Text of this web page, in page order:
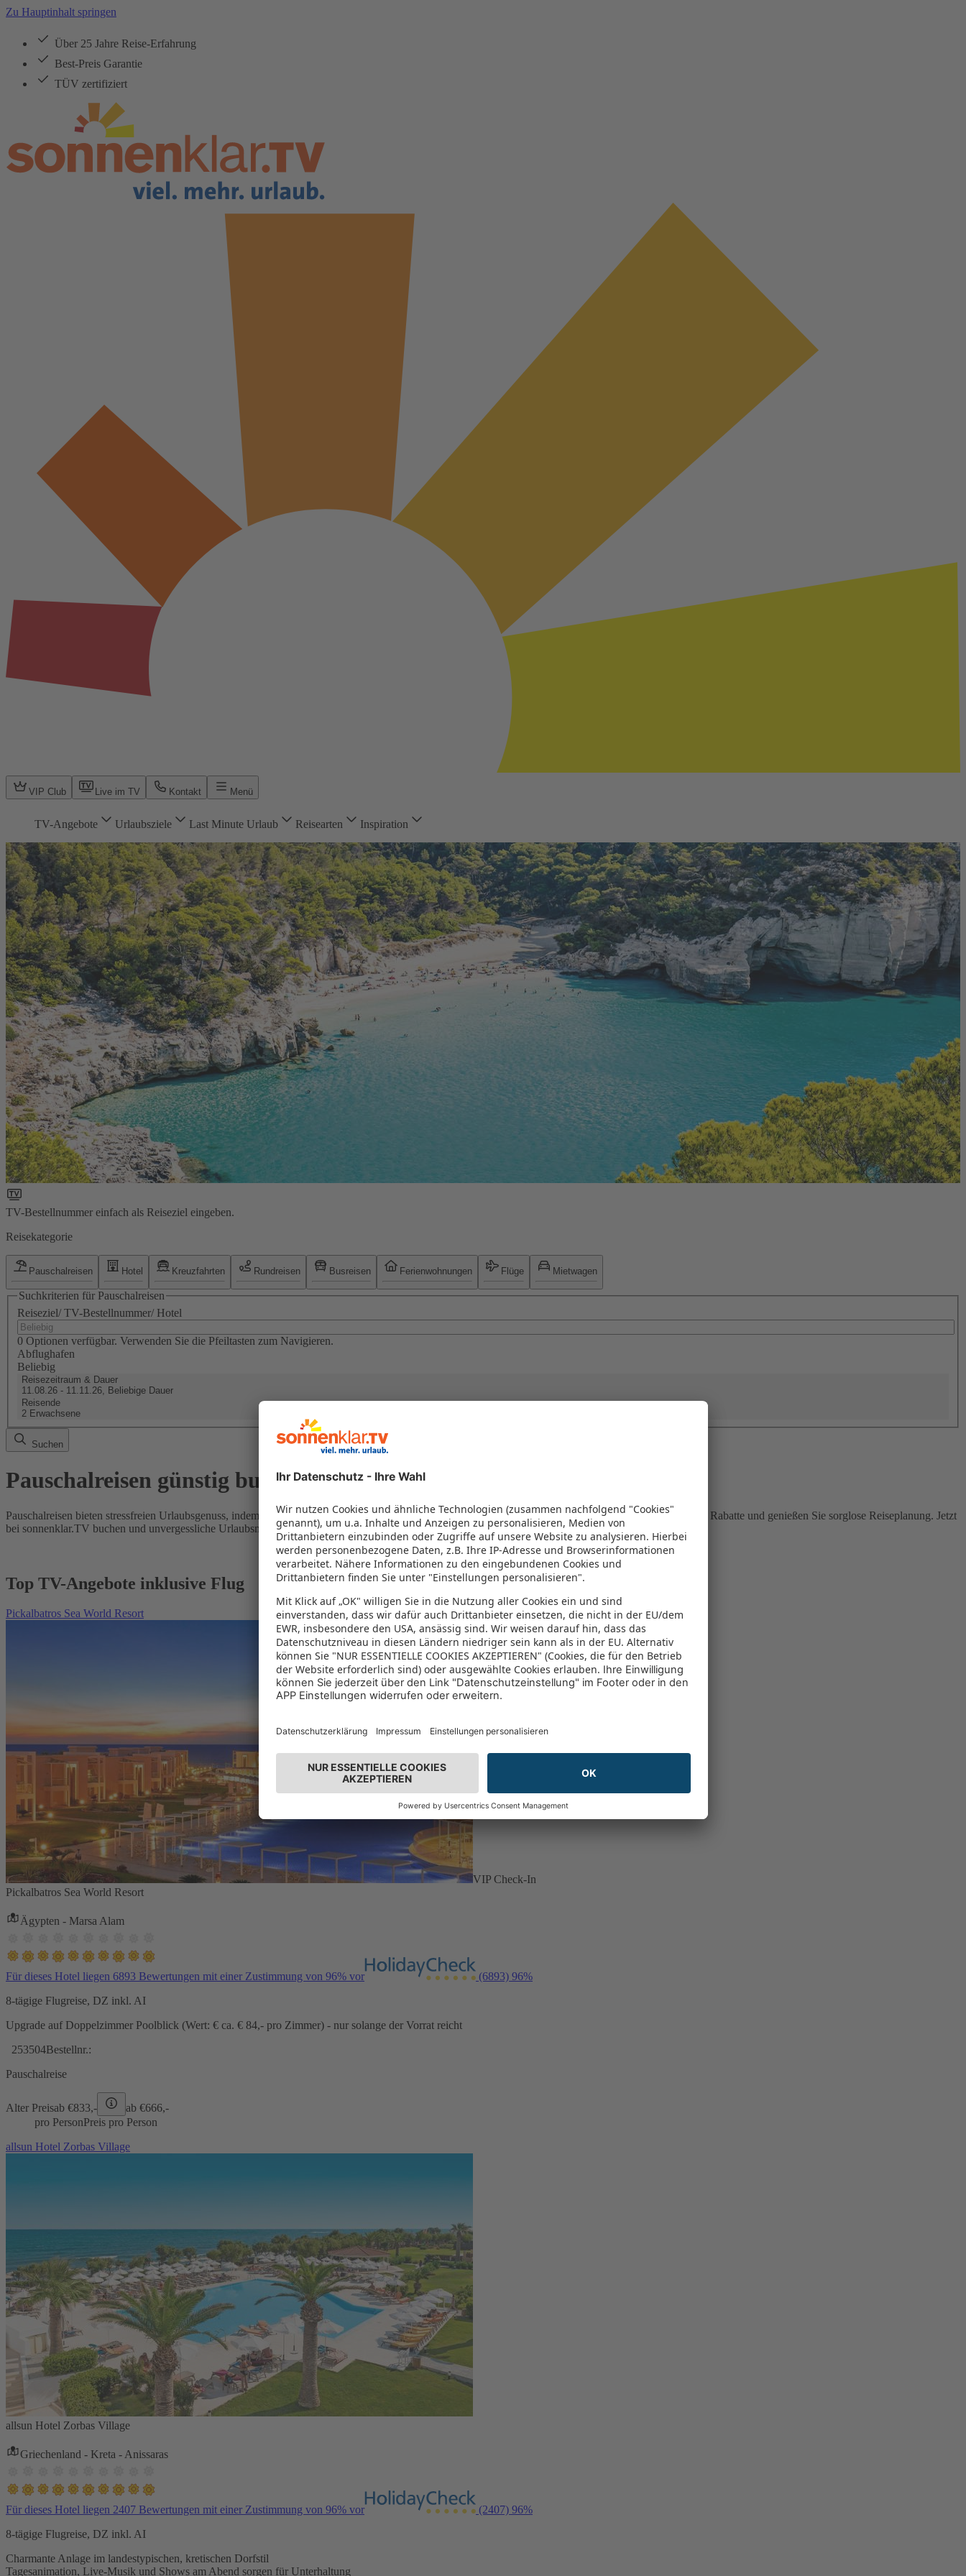
Zu Hauptinhalt springen
Über 25 Jahre Reise-Erfahrung
Best-Preis Garantie
TÜV zertifiziert
VIP Club Live im TV Kontakt Menü
TV-Angebote Urlaubsziele Last Minute Urlaub Reisearten Inspiration
TV-Bestellnummer einfach als Reiseziel eingeben.
Reisekategorie
Pauschalreisen Hotel Kreuzfahrten Rundreisen Busreisen Ferienwohnungen Flüge Mietwagen
Suchkriterien für Pauschalreisen
Reiseziel/ TV-Bestellnummer/ Hotel
0 Optionen verfügbar. Verwenden Sie die Pfeiltasten zum Navigieren.
Abflughafen
Beliebig
Reisezeitraum & Dauer
11.08.26 - 11.11.26, Beliebige Dauer
Reisende
2 Erwachsene
Suchen
Pauschalreisen günstig buchen
Pauschalreisen bieten stressfreien Urlaubsgenuss, indem Flug und Hotel in einem Paket kombiniert werden – das spart Zeit und Geld. Nutzen Sie attraktive Rabatte und genießen Sie sorglose Reiseplanung. Jetzt
bei sonnenklar.TV buchen und unvergessliche Urlaubsmomente erleben!
Top TV-Angebote inklusive Flug
Pickalbatros Sea World Resort
VIP Check-In
Pickalbatros Sea World Resort
Ägypten - Marsa Alam
Für dieses Hotel liegen 6893 Bewertungen mit einer Zustimmung von 96% vor (6893) 96%
8-tägige Flugreise, DZ inkl. AI
Upgrade auf Doppelzimmer Poolblick (Wert: € ca. € 84,- pro Zimmer) - nur solange der Vorrat reicht
253504Bestellnr.:
Pauschalreise
Alter Preisab €833,- ab €666,-
pro PersonPreis pro Person
allsun Hotel Zorbas Village
allsun Hotel Zorbas Village
Griechenland - Kreta - Anissaras
Für dieses Hotel liegen 2407 Bewertungen mit einer Zustimmung von 96% vor (2407) 96%
8-tägige Flugreise, DZ inkl. AI
Charmante Anlage im landestypischen, kretischen Dorfstil
Tagesanimation, Live-Musik und Shows am Abend sorgen für Unterhaltung